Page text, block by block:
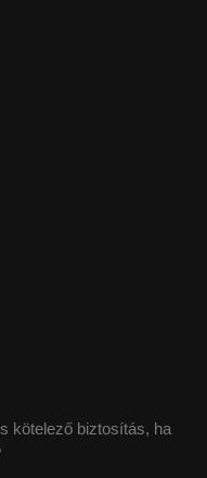
kötelező biztosítás, ha